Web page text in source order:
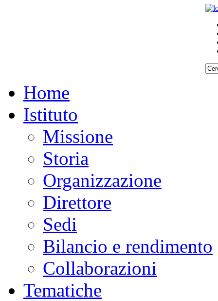
Home
Istituto
Missione
Storia
Organizzazione
Direttore
Sedi
Bilancio e rendimento
Collaborazioni
Tematiche